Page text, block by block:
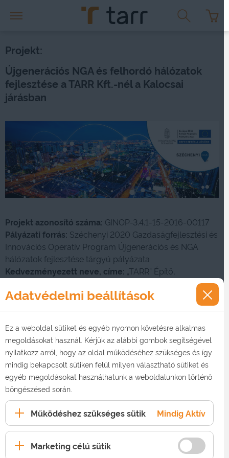
Adatvédelmi beállítások
Ez a weboldal sütiket és egyéb nyomon követésre alkalmas
megoldásokat használ. Kérjük az alábbi gombok segítségével
nyilatkozz arról, hogy az oldal működéséhez szükséges és így
mindig bekapcsolt sütiken felül milyen választható sütiket és
egyéb megoldásokat használhatunk a weboldalunkon történő
böngészésed során.
Működéshez szükséges sütik Mindig Aktív
Marketing célú sütik
Projekt:
Újgenerációs NGA és felhordó hálózatok
fejlesztése a TARR Kft.-nél a Kalocsai
járásban
Projekt azonosító száma: GINOP-3.4.1-15-2016-00117
Pályázati forrás: Széchenyi 2020 Gazdaságfejlesztési és
Innovációs Operatív Program Újgenerációs és NGA
hálózatok fejlesztése tárgyú pályázata
Kedvezményezett neve, címe: „TARR” Építő,
Társaság, 7100 Szekszárd, Kadarka u. 18.
Támogatás mértéke:73%
Projekt befejezésének dátuma:2020.08.04.
Projekt bemutatása:
A Gazdaságfejlesztési és Innovációs Operatív Program
3.4.1-2015-ös konstrukció célja a kevésbé fejlett
régiókban legalább 30 Mbps sávszélességet biztosító
hálózati infrastruktúra kiépítésének megvalósítása
újgenerációs szélessávú (NGA) technológia
fejlesztésével, azokon a településeken, ahol eddig nem
volt elérhető, elősegítve ez által a digitális szolgáltatások